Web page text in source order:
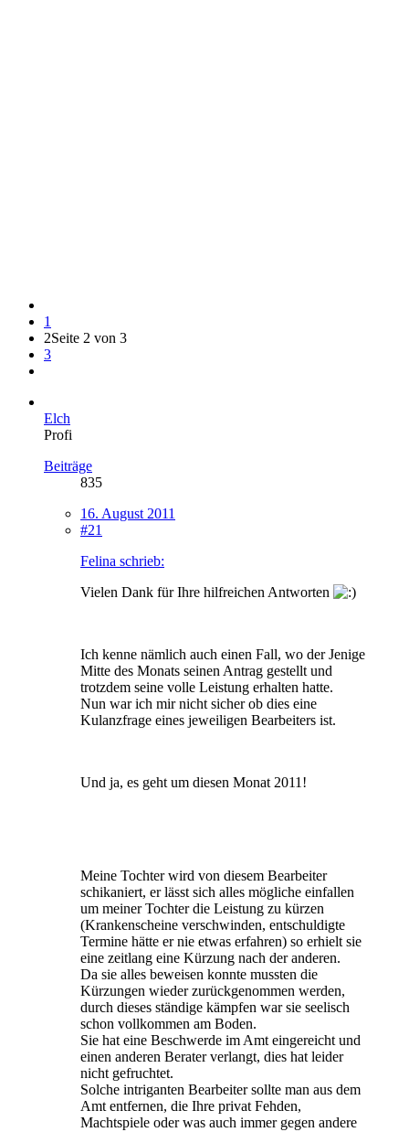
1
2Seite 2 von 3
3
Elch
Profi
Beiträge
835
16. August 2011
#21
Felina schrieb:
Vielen Dank für Ihre hilfreichen Antworten
Ich kenne nämlich auch einen Fall, wo der Jenige
Mitte des Monats seinen Antrag gestellt und
trotzdem seine volle Leistung erhalten hatte.
Nun war ich mir nicht sicher ob dies eine
Kulanzfrage eines jeweiligen Bearbeiters ist.
Und ja, es geht um diesen Monat 2011!
Meine Tochter wird von diesem Bearbeiter
schikaniert, er lässt sich alles mögliche einfallen
um meiner Tochter die Leistung zu kürzen
(Krankenscheine verschwinden, entschuldigte
Termine hätte er nie etwas erfahren) so erhielt sie
eine zeitlang eine Kürzung nach der anderen.
Da sie alles beweisen konnte mussten die
Kürzungen wieder zurückgenommen werden,
durch dieses ständige kämpfen war sie seelisch
schon vollkommen am Boden.
Sie hat eine Beschwerde im Amt eingereicht und
einen anderen Berater verlangt, dies hat leider
nicht gefruchtet.
Solche intriganten Bearbeiter sollte man aus dem
Amt entfernen, die Ihre privat Fehden,
Machtspiele oder was auch immer gegen andere